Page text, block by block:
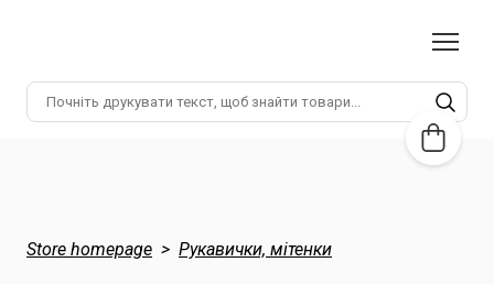
Store homepage Рукавички, мітенки